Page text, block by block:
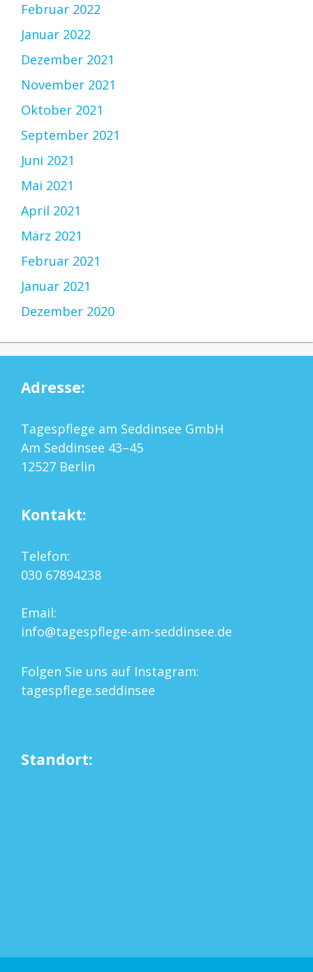
Februar 2022
Januar 2022
Dezember 2021
November 2021
Oktober 2021
September 2021
Juni 2021
Mai 2021
April 2021
März 2021
Februar 2021
Januar 2021
Dezember 2020
Adresse:
Tagespflege am Seddinsee GmbH
Am Seddinsee 43–45
12527 Berlin
Kontakt:
Telefon:
030 67894238
Email:
info@tagespflege-am-seddinsee.de
Folgen Sie uns auf Instagram:
tagespflege.seddinsee
Standort: